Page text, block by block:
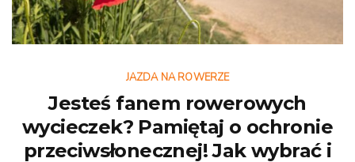
JAZDA NA ROWERZE
Jesteś fanem rowerowych
wycieczek? Pamiętaj o ochronie
przeciwsłonecznej! Jak wybrać i